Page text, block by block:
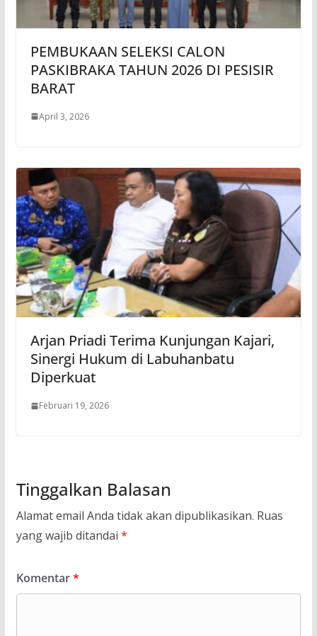
PEMBUKAAN SELEKSI CALON
PASKIBRAKA TAHUN 2026 DI PESISIR
BARAT
April 3, 2026
Arjan Priadi Terima Kunjungan Kajari,
Sinergi Hukum di Labuhanbatu
Diperkuat
Februari 19, 2026
Tinggalkan Balasan
Alamat email Anda tidak akan dipublikasikan. Ruas
yang wajib ditandai *
Komentar*